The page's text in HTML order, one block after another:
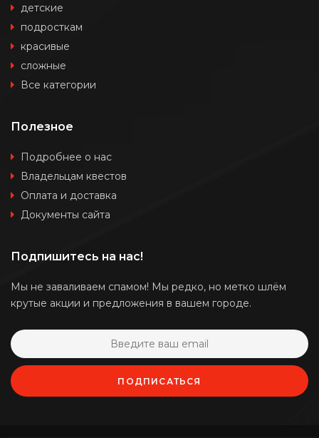
детские
подросткам
красивые
сложные
Все категории
Полезное
Подробнее о нас
Владельцам квестов
Оплата и доставка
Документы сайта
Подпишитесь на нас!
Мы не заваливаем спамом! Мы редко, но метко шлём
крутые акции и предложения в вашем городе.
ПОДПИСАТЬСЯ